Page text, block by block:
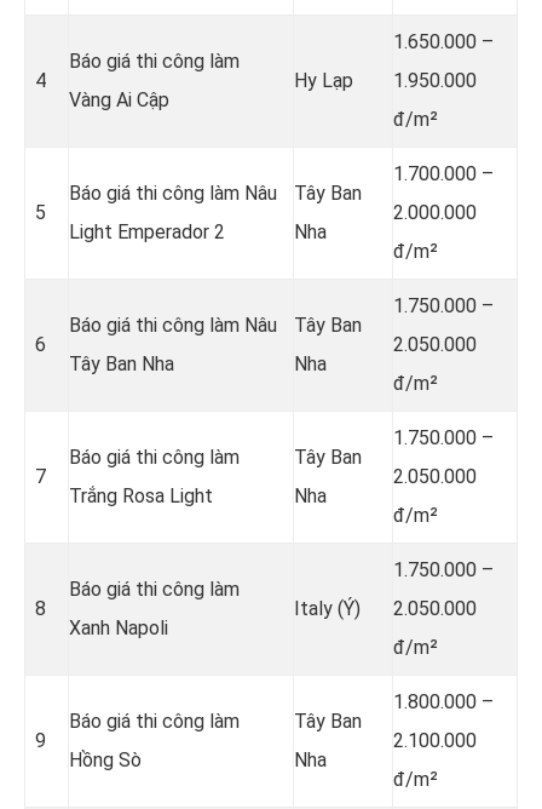
4
Báo giá thi công làm
Vàng Ai Cập
Hy Lạp
1.650.000 –
1.950.000
đ/m²
5
Báo giá thi công làm Nâu
Light Emperador 2
Tây Ban
Nha
1.700.000 –
2.000.000
đ/m²
6
Báo giá thi công làm Nâu
Tây Ban Nha
Tây Ban
Nha
1.750.000 –
2.050.000
đ/m²
7
Báo giá thi công làm
Trắng Rosa Light
Tây Ban
Nha
1.750.000 –
2.050.000
đ/m²
8
Báo giá thi công làm
Xanh Napoli
Italy (Ý)
1.750.000 –
2.050.000
đ/m²
9
Báo giá thi công làm
Hồng Sò
Tây Ban
Nha
1.800.000 –
2.100.000
đ/m²